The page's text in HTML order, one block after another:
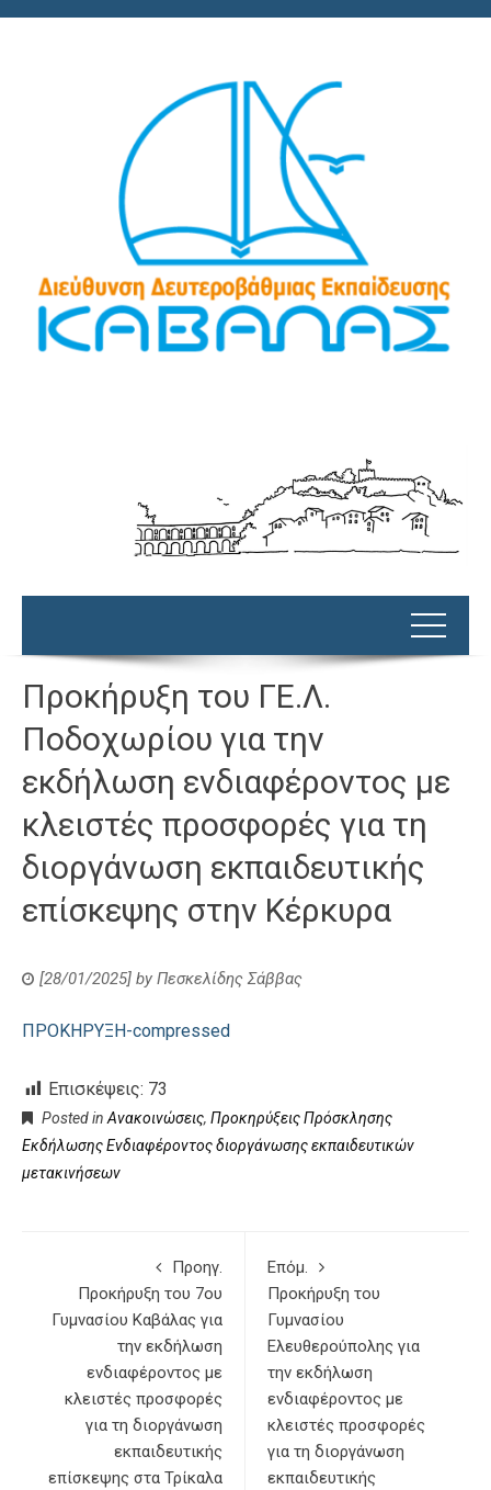
Προκήρυξη του ΓΕ.Λ.
Ποδοχωρίου για την
εκδήλωση ενδιαφέροντος με
κλειστές προσφορές για τη
διοργάνωση εκπαιδευτικής
επίσκεψης στην Κέρκυρα
[28/01/2025] by Πεσκελίδης Σάββας
ΠΡΟΚΗΡΥΞΗ-compressed
Επισκέψεις: 73
Posted in Ανακοινώσεις, Προκηρύξεις Πρόσκλησης
Εκδήλωσης Ενδιαφέροντος διοργάνωσης εκπαιδευτικών
μετακινήσεων
Προηγ.
Προκήρυξη του 7ου
Γυμνασίου Καβάλας για
την εκδήλωση
ενδιαφέροντος με
κλειστές προσφορές
για τη διοργάνωση
εκπαιδευτικής
επίσκεψης στα Τρίκαλα
Επόμ.
Προκήρυξη του
Γυμνασίου
Ελευθερούπολης για
την εκδήλωση
ενδιαφέροντος με
κλειστές προσφορές
για τη διοργάνωση
εκπαιδευτικής